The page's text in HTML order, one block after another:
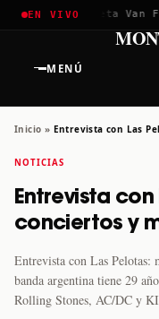
EN VIVO
2026✱Greta Van
MENÚ
Inicio » Entrevista con Las
NOTICIAS
Entrevista
conciertos y
Entrevista con Las Pelotas:
banda argentina tiene 29
Rolling Stones, AC/DC y